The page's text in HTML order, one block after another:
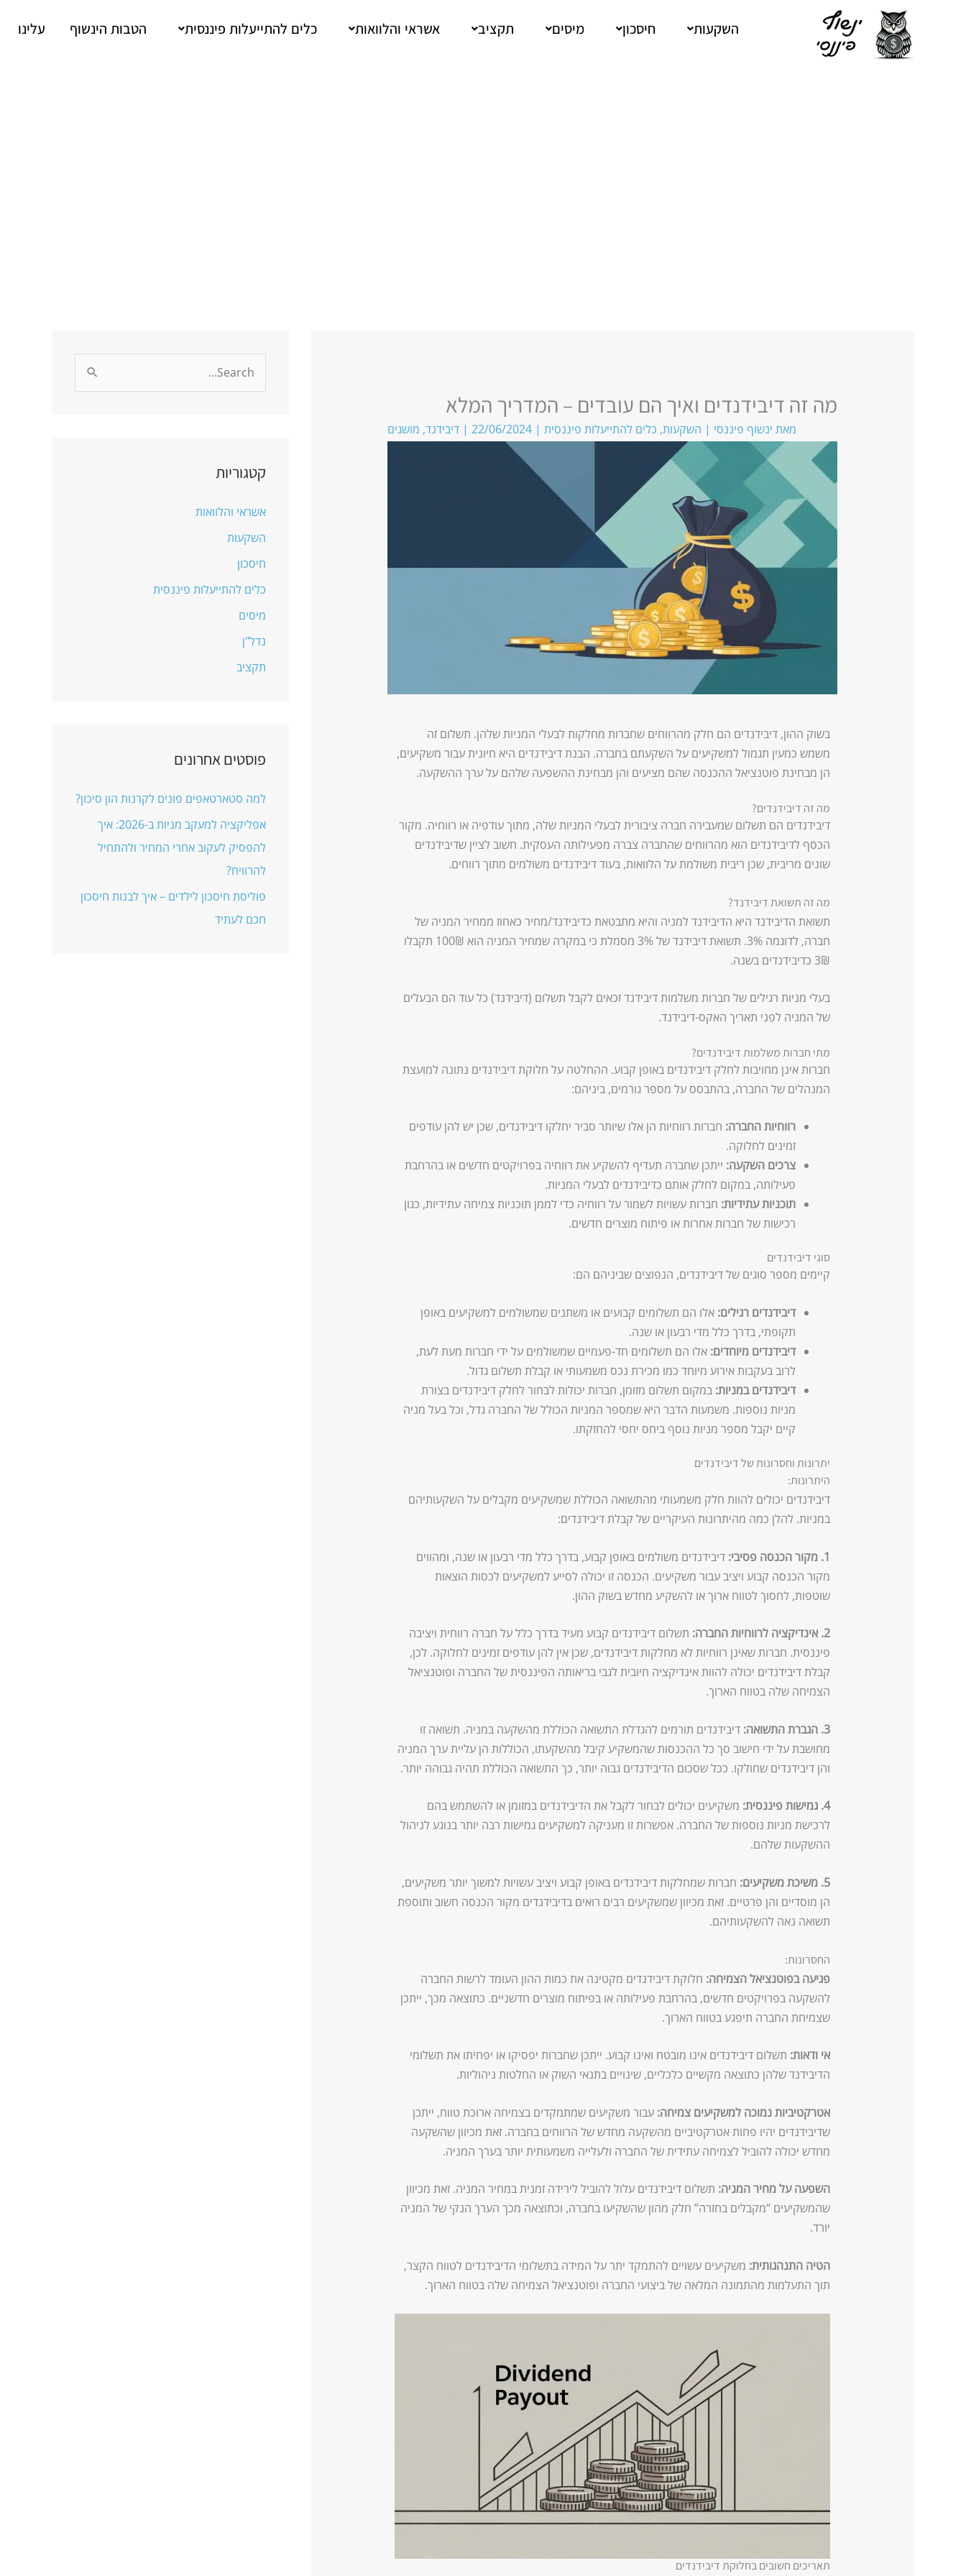
השקעות חיסכון מיסים תקציב אשראי והלוואות כלים להתייעלות פיננסית הטבות הינשוף עלינו
מה זה דיבידנדים ואיך הם עובדים – המדריך המלא
מאת ינשוף פיננסי | השקעות, כלים להתייעלות פיננסית |
22/06/2024
|דיבידנד, מושגים
בשוק ההון, דיבידנדים הם חלק מהרווחים שחברות מחלקות לבעלי המניות שלהן. תשלום זה
משמש כמעין תגמול למשקיעים על השקעתם בחברה. הבנת דיבידנדים היא חיונית עבור משקיעים,
הן מבחינת פוטנציאל ההכנסה שהם מציעים והן מבחינת ההשפעה שלהם על ערך ההשקעה.
מה זה דיבידנדים?
דיבידנדים הם תשלום שמעבירה חברה ציבורית לבעלי המניות שלה, מתוך עודפיה או רווחיה. מקור
הכסף לדיבידנדים הוא מהרווחים שהחברה צברה מפעילותה העסקית. חשוב לציין שדיבידנדים
שונים מריבית, שכן ריבית משולמת על הלוואות, בעוד דיבידנדים משולמים מתוך רווחים.
מה זה תשואת דיבידנד?
תשואת הדיבידנד היא הדיבידנד למניה והיא מתבטאת כדיבידנד/מחיר כאחוז ממחיר המניה של
חברה, לדוגמה 3%. תשואת דיבידנד של 3% מסמלת כי במקרה שמחיר המניה הוא 100₪ תקבלו
3₪ כדיבידנדים בשנה.
בעלי מניות רגילים של חברות משלמות דיבידנד זכאים לקבל תשלום (דיבידנד) כל עוד הם הבעלים
של המניה לפני תאריך האקס-דיבידנד.
מתי חברות משלמות דיבידנדים?
חברות אינן מחויבות לחלק דיבידנדים באופן קבוע. ההחלטה על חלוקת דיבידנדים נתונה למועצת
המנהלים של החברה, בהתבסס על מספר גורמים, ביניהם:
רווחיות החברה: חברות רווחיות הן אלו שיותר סביר יחלקו דיבידנדים, שכן יש להן עודפים
זמינים לחלוקה.
צרכים השקעה: ייתכן שחברה תעדיף להשקיע את רווחיה בפרויקטים חדשים או בהרחבת
פעילותה, במקום לחלק אותם כדיבידנדים לבעלי המניות.
תוכניות עתידיות: חברות עשויות לשמור על רווחיה כדי לממן תוכניות צמיחה עתידיות, כגון
רכישות של חברות אחרות או פיתוח מוצרים חדשים.
סוגי דיבידנדים
קיימים מספר סוגים של דיבידנדים, הנפוצים שביניהם הם:
דיבידנדים רגילים: אלו הם תשלומים קבועים או משתנים שמשולמים למשקיעים באופן
תקופתי, בדרך כלל מדי רבעון או שנה.
דיבידנדים מיוחדים: אלו הם תשלומים חד-פעמיים שמשולמים על ידי חברות מעת לעת,
לרוב בעקבות אירוע מיוחד כמו מכירת נכס משמעותי או קבלת תשלום גדול.
דיבידנדים במניות: במקום תשלום מזומן, חברות יכולות לבחור לחלק דיבידנדים בצורת
מניות נוספות. משמעות הדבר היא שמספר המניות הכולל של החברה גדל, וכל בעל מניה
קיים יקבל מספר מניות נוסף ביחס יחסי להחזקתו.
יתרונות וחסרונות של דיבידנדים
היתרונות:
דיבידנדים יכולים להוות חלק משמעותי מהתשואה הכוללת שמשקיעים מקבלים על השקעותיהם
במניות. להלן כמה מהיתרונות העיקריים של קבלת דיבידנדים:
1. מקור הכנסה פסיבי:
דיבידנדים משולמים באופן קבוע, בדרך כלל מדי רבעון או שנה, ומהווים
מקור הכנסה קבוע ויציב עבור משקיעים. הכנסה זו יכולה לסייע למשקיעים לכסות הוצאות
שוטפות, לחסוך לטווח ארוך או להשקיע מחדש בשוק ההון.
2. אינדיקציה לרווחיות החברה:
תשלום דיבידנדים קבוע מעיד בדרך כלל על חברה רווחית ויציבה
פיננסית. חברות שאינן רווחיות לא מחלקות דיבידנדים, שכן אין להן עודפים זמינים לחלוקה. לכן,
קבלת דיבידנדים יכולה להוות אינדיקציה חיובית לגבי בריאותה הפיננסית של החברה ופוטנציאל
הצמיחה שלה בטווח הארוך.
3. הגברת התשואה:
דיבידנדים תורמים להגדלת התשואה הכוללת מהשקעה במניה. תשואה זו
מחושבת על ידי חישוב סך כל ההכנסות שהמשקיע קיבל מהשקעתו, הכוללות הן עליית ערך המניה
והן דיבידנדים שחולקו. ככל שסכום הדיבידנדים גבוה יותר, כך התשואה הכוללת תהיה גבוהה יותר.
4. גמישות פיננסית:
משקיעים יכולים לבחור לקבל את הדיבידנדים במזומן או להשתמש בהם
לרכישת מניות נוספות של החברה. אפשרות זו מעניקה למשקיעים גמישות רבה יותר בנוגע לניהול
ההשקעות שלהם.
5. משיכת משקיעים:
חברות שמחלקות דיבידנדים באופן קבוע ויציב עשויות למשוך יותר משקיעים,
הן מוסדיים והן פרטיים. זאת מכיוון שמשקיעים רבים רואים בדיבידנדים מקור הכנסה חשוב ותוספת
תשואה נאה להשקעותיהם.
החסרונות:
פגיעה בפוטנציאל הצמיחה: חלוקת דיבידנדים מקטינה את כמות ההון העומד לרשות החברה
להשקעה בפרויקטים חדשים, בהרחבת פעילותה או בפיתוח מוצרים חדשניים. כתוצאה מכך, ייתכן
שצמיחת החברה תיפגע בטווח הארוך.
אי ודאות: תשלום דיבידנדים אינו מובטח ואינו קבוע. ייתכן שחברות יפסיקו או יפחיתו את תשלומי
הדיבידנד שלהן כתוצאה מקשיים כלכליים, שינויים בתנאי השוק או החלטות ניהוליות.
אטרקטיביות נמוכה למשקיעים צמיחה: עבור משקיעים שמתמקדים בצמיחה ארוכת טווח, ייתכן
שדיבידנדים יהיו פחות אטרקטיביים מהשקעה מחדש של הרווחים בחברה. זאת מכיוון שהשקעה
מחדש יכולה להוביל לצמיחה עתידית של החברה ולעלייה משמעותית יותר בערך המניה.
השפעה על מחיר המניה: תשלום דיבידנדים עלול להוביל לירידה זמנית במחיר המניה. זאת מכיוון
שהמשקיעים “מקבלים בחזרה” חלק מהון שהשקיעו בחברה, וכתוצאה מכך הערך הנקי של המניה
יורד.
הטיה התנהגותית: משקיעים עשויים להתמקד יתר על המידה בתשלומי הדיבידנדים לטווח הקצר,
תוך התעלמות מהתמונה המלאה של ביצועי החברה ופוטנציאל הצמיחה שלה בטווח הארוך.
תאריכים חשובים בחלוקת דיבידנדים
c
f
o
r
קטגוריות
אשראי והלוואות
השקעות
חיסכון
כלים להתייעלות פיננסית
מיסים
נדל"ן
תקציב
פוסטים אחרונים
למה סטארטאפים פונים לקרנות הון סיכון?
אפליקציה למעקב מניות ב-2026: איך
להפסיק לעקוב אחרי המחיר ולהתחיל
להרוויח?
פוליסת חיסכון לילדים – איך לבנות חיסכון
חכם לעתיד